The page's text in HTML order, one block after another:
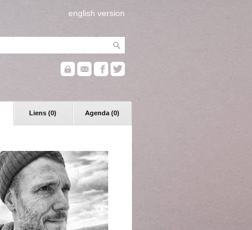
english version
Liens (0) Agenda (0)